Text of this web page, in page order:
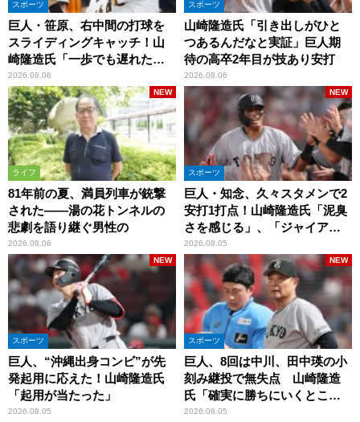
スポーツ
巨人・笹原、右中間の打球を
スライディングキャッチ！山
崎隆造氏「一歩でも遅れた
ら…」
2026.08.06
スポーツ
山崎隆造氏「引き出しがひと
つあるんだなと実証」巨人期
待の高卒2年目が技あり安打
2026.08.06
ライフ
81年前の夏、満員列車が銃撃
された――湯の花トンネルの
悲劇を語り継ぐ男性の
2026.08.06
NEW
スポーツ
巨人・知念、久々スタメンで2
安打1打点！山崎隆造氏「泥臭
さを感じる」、「ジャイアン
ツには少ないタイプ」
2026.08.05
NEW
スポーツ
巨人、“沖縄出身コンビ”が先
発起用に応えた！山崎隆造氏
「起用が当たった」
2026.08.05
NEW
スポーツ
巨人、8回は中川、田中瑛の小
刻み継投で無失点 山崎隆造
氏「確実に勝ちにいくとこ
ろ」
2026.08.05
NEW